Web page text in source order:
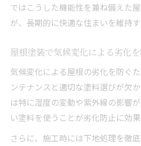
ではこうした機能性を兼ね備えた
が、長期的に快適な住まいを維持す
屋根塗装で気候変化による劣化
気候変化による屋根の劣化を防ぐ
ンテナンスと適切な塗料選びが欠
は特に湿度の変動や紫外線の影響
い塗料を使うことが劣化防止に効果
さらに、施工時には下地処理を徹